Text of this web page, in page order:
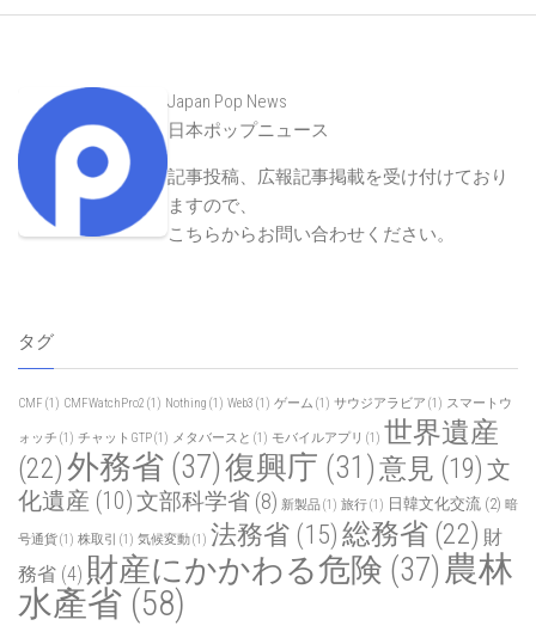
Japan Pop News
日本ポップニュース
記事投稿、広報記事掲載を受け付けており
ますので、
こちらからお問い合わせください。
タグ
CMF (1) CMFWatchPro2 (1) Nothing (1) Web3 (1) ゲーム (1) サウジアラビア (1) スマートウ
ォッチ (1) チャットGTP(1) メタバースと (1) モバイルアプリ (1) 世界遺産
(22)外務省 (37)復興庁 (31)意見 (19) 文
化遺産 (10)文部科学省 (8) 新製品(1) 旅行(1) 日韓文化交流 (2) 暗
号通貨(1) 株取引 (1) 気候変動(1) 法務省 (15) 総務省 (22) 財
務省 (4) 財産にかかわる危険 (37) 農林
水產省 (58)